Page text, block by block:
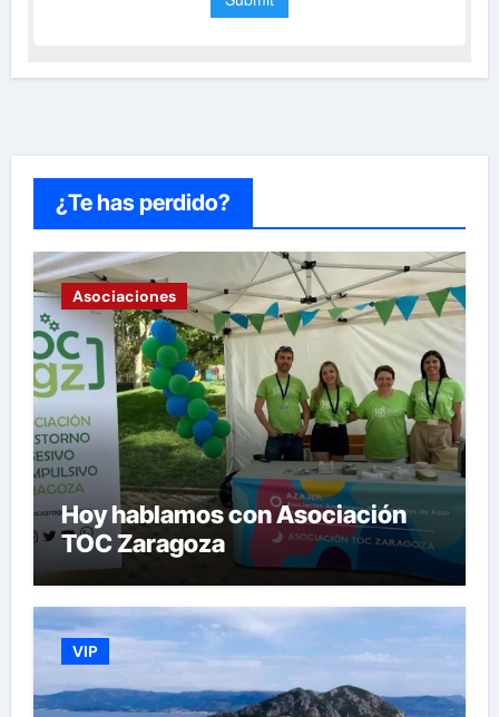
¿Te has perdido?
Asociaciones
Hoy hablamos con Asociación
TOC Zaragoza
VIP